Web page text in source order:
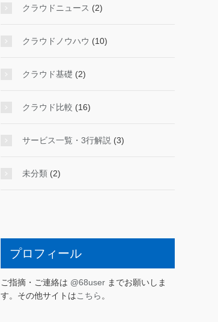
クラウドニュース (2)
クラウドノウハウ (10)
クラウド基礎 (2)
クラウド比較 (16)
サービス一覧・3行解説 (3)
未分類 (2)
プロフィール
ご指摘・ご連絡は @68user までお願いしま
す。その他サイトはこちら 。